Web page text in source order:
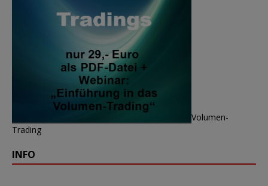
Volumen-
Trading
INFO